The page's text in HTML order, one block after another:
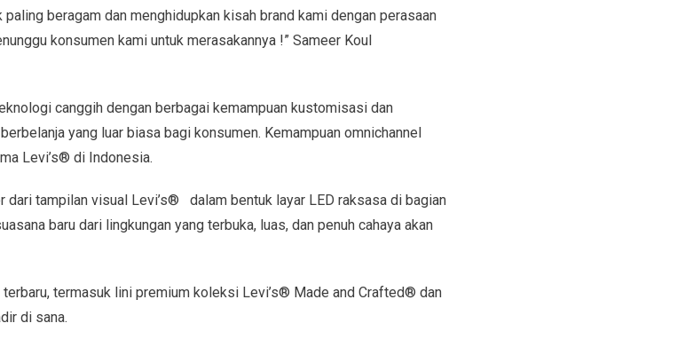
beragam dan menghidupkan kisah brand kami dengan perasaan
konsumen kami untuk merasakannya !” Sameer Koul
canggih dengan berbagai kemampuan kustomisasi dan
yang luar biasa bagi konsumen. Kemampuan omnichannel
Levi’s® di Indonesia.
dari tampilan visual Levi’s® dalam bentuk layar LED raksasa di bagian
baru dari lingkungan yang terbuka, luas, dan penuh cahaya akan
termasuk lini premium koleksi Levi’s® Made and Crafted® dan
di sana.